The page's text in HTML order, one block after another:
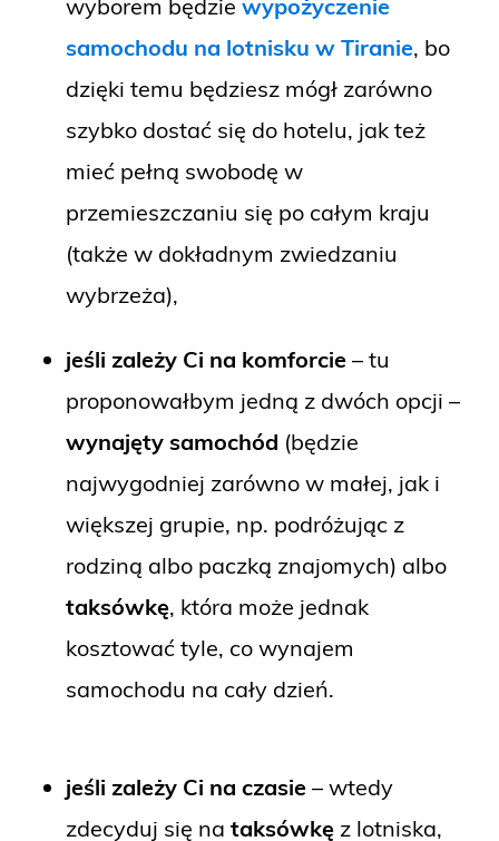
wyborem będzie wypożyczenie
samochodu na lotnisku w Tiranie, bo
dzięki temu będziesz mógł zarówno
szybko dostać się do hotelu, jak też
mieć pełną swobodę w
przemieszczaniu się po całym kraju
(także w dokładnym zwiedzaniu
wybrzeża),
jeśli zależy Ci na komforcie – tu
proponowałbym jedną z dwóch opcji –
wynajęty samochód (będzie
najwygodniej zarówno w małej, jak i
większej grupie, np. podróżując z
rodziną albo paczką znajomych) albo
taksówkę, która może jednak
kosztować tyle, co wynajem
samochodu na cały dzień.
jeśli zależy Ci na czasie – wtedy
zdecyduj się na taksówkę z lotniska,